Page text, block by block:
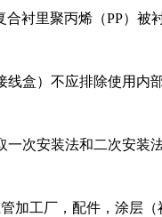
里聚丙烯（PP）被
）不应排除使用内
次安装法和二次安装法
工厂，配件，涂层（